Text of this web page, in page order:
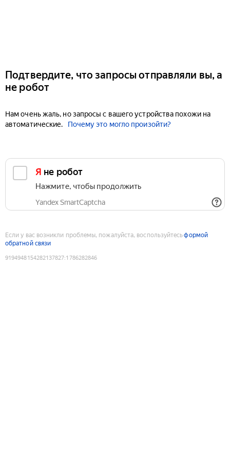
Подтвердите, что запросы отправляли вы, а
не робот
Нам очень жаль, но запросы с вашего устройства похожи на
автоматические.
Почему это могло произойти?
Я не робот
Нажмите, чтобы продолжить
Yandex SmartCaptcha
Если у вас возникли проблемы, пожалуйста, воспользуйтесьформой
обратной связи
9194948154282137827:1786282846